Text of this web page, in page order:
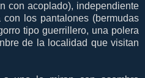
con acoplado), independiente
los pantalones (bermudas
tipo guerrillero, una polera
de la localidad que visitan